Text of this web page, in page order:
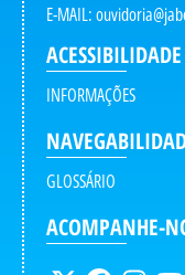
E-MAIL:
ACESSIBILIDADE
INFORMAÇÕES
GLOSSÁRIO
ACOMPANHE-